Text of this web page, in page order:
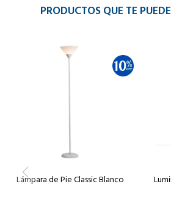
PRODUCTOS QUE TE
Lámpara de Pie Classic Blanco